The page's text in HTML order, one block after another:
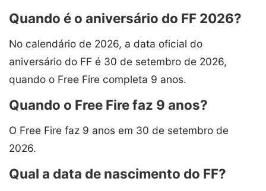
Quando é o aniversário do FF 2026?
No calendário de 2026, a data oficial do
aniversário do FF é 30 de setembro de 2026,
quando o Free Fire completa 9 anos.
Quando o Free Fire faz 9 anos?
O Free Fire faz 9 anos em 30 de setembro de
2026.
Qual a data de nascimento do FF?